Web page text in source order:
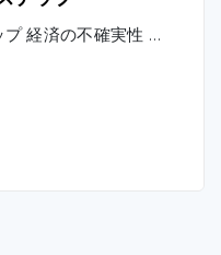
経済の不確実性 …